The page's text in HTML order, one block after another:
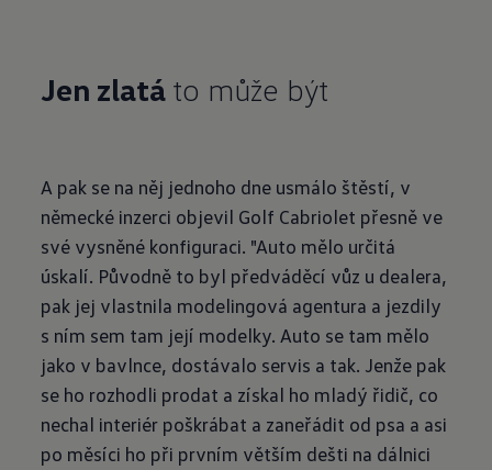
Jen zlatá to může být
A pak se na něj jednoho dne usmálo štěstí, v
německé inzerci objevil Golf Cabriolet přesně ve
své vysněné konfiguraci. "Auto mělo určitá
úskalí. Původně to byl předváděcí vůz u dealera,
pak jej vlastnila modelingová agentura a jezdily
s ním sem tam její modelky. Auto se tam mělo
jako v bavlnce, dostávalo servis a tak. Jenže pak
se ho rozhodli prodat a získal ho mladý řidič, co
nechal interiér poškrábat a zaneřádit od psa a asi
po měsíci ho při prvním větším dešti na dálnici